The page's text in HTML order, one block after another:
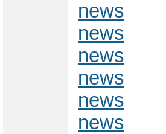
news
news
news
news
news
news